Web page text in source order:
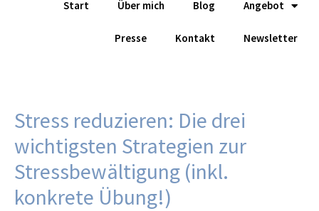
Start Über mich Blog Angebot
Presse Kontakt Newsletter
Stress reduzieren: Die drei
wichtigsten Strategien zur
Stressbewältigung (inkl.
konkrete Übung!)